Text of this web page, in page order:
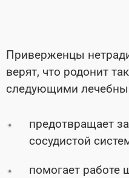
Приверженцы
верят, что родонит
следующими
предотвращает
сосудистой
помогает